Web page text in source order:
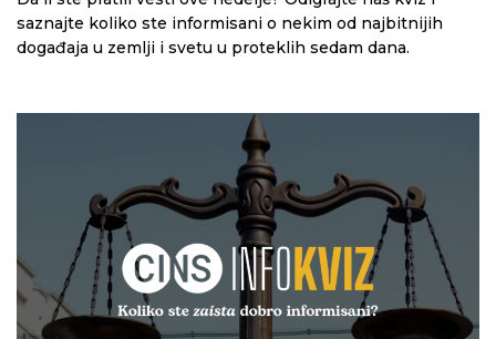
saznajte koliko ste informisani o nekim od najbitnijih
događaja u zemlji i svetu u proteklih sedam dana.